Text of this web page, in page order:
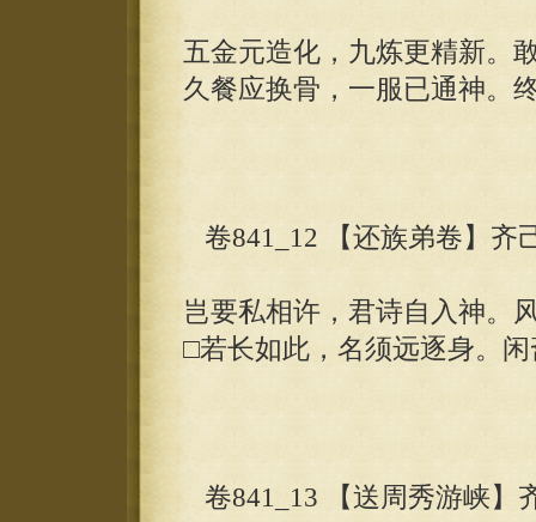
五金元造化，九炼更精新。
久餐应换骨，一服已通神。
卷841_12 【还族弟卷】齐
岂要私相许，君诗自入神。
□若长如此，名须远逐身。
卷841_13 【送周秀游峡】